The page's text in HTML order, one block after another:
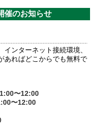
催のお知らせ
ンターネット接続環境、
あればどこからでも無料で
〜12:00
〜12:00